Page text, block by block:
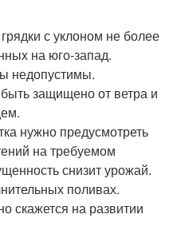
с уклоном не более
на юго-запад.
недопустимы.
защищено от ветра и
нужно предусмотреть
на требуемом
снизит урожай.
поливах.
скажется на развитии